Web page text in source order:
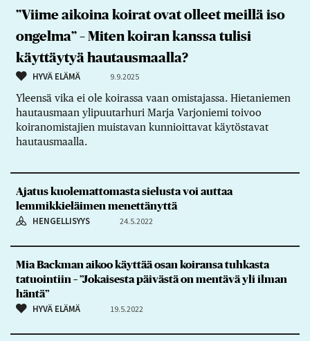
”Viime aikoina koirat ovat olleet meillä iso
ongelma” – Miten koiran kanssa tulisi
käyttäytyä hautausmaalla?
HYVÄ ELÄMÄ 9.9.2025
Yleensä vika ei ole koirassa vaan omistajassa. Hietaniemen
hautausmaan ylipuutarhuri Marja Varjoniemi toivoo
koiranomistajien muistavan kunnioittavat käytöstavat
hautausmaalla.
Ajatus kuolemattomasta sielusta voi auttaa
lemmikkieläimen menettänyttä
HENGELLISYYS 24.5.2022
Mia Backman aikoo käyttää osan koiransa tuhkasta
tatuointiin – ”Jokaisesta päivästä on mentävä yli ilman
häntä”
HYVÄ ELÄMÄ 19.5.2022